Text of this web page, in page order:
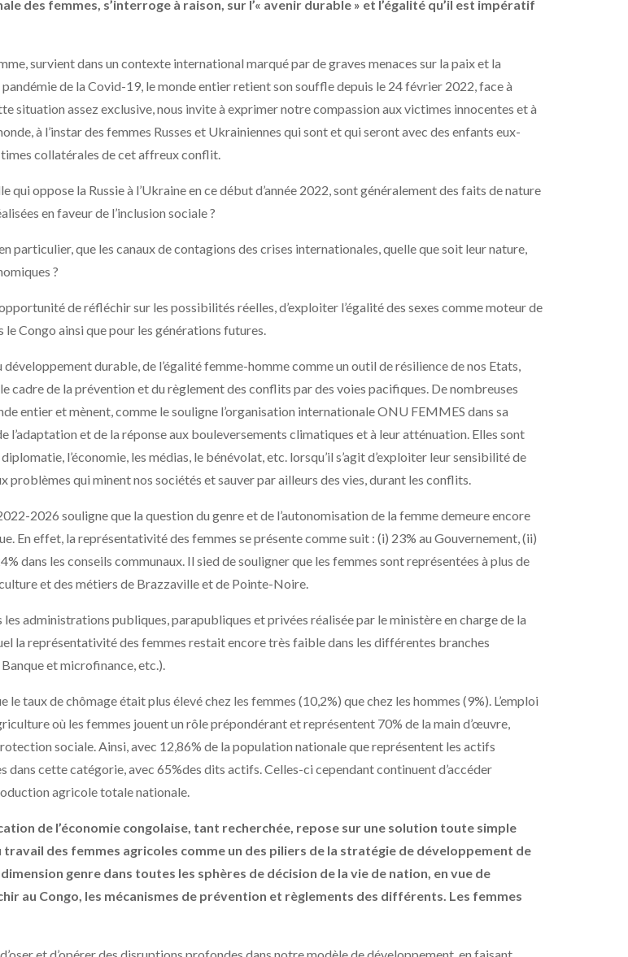
des femmes, s’interroge à raison, sur l’« avenir durable » et l’égalité qu’il est impératif
survient dans un contexte international marqué par de graves menaces sur la paix et la
de la Covid-19, le monde entier retient son souffle depuis le 24 février 2022, face à
situation assez exclusive, nous invite à exprimer notre compassion aux victimes innocentes et à
à l’instar des femmes Russes et Ukrainiennes qui sont et qui seront avec des enfants eux-
collatérales de cet affreux conflit.
oppose la Russie à l’Ukraine en ce début d’année 2022, sont généralement des faits de nature
en faveur de l’inclusion sociale ?
particulier, que les canaux de contagions des crises internationales, quelle que soit leur nature,
?
de réfléchir sur les possibilités réelles, d’exploiter l’égalité des sexes comme moteur de
Congo ainsi que pour les générations futures.
durable, de l’égalité femme-homme comme un outil de résilience de nos Etats,
cadre de la prévention et du règlement des conflits par des voies pacifiques. De nombreuses
entier et mènent, comme le souligne l’organisation internationale ONU FEMMES dans sa
et de la réponse aux bouleversements climatiques et à leur atténuation. Elles sont
l’économie, les médias, le bénévolat, etc. lorsqu’il s’agit d’exploiter leur sensibilité de
qui minent nos sociétés et sauver par ailleurs des vies, durant les conflits.
2026 souligne que la question du genre et de l’autonomisation de la femme demeure encore
En effet, la représentativité des femmes se présente comme suit : (i) 23% au Gouvernement, (ii)
dans les conseils communaux. Il sied de souligner que les femmes sont représentées à plus de
et des métiers de Brazzaville et de Pointe-Noire.
administrations publiques, parapubliques et privées réalisée par le ministère en charge de la
la représentativité des femmes restait encore très faible dans les différentes branches
et microfinance, etc.).
taux de chômage était plus élevé chez les femmes (10,2%) que chez les hommes (9%). L’emploi
où les femmes jouent un rôle prépondérant et représentent 70% de la main d’œuvre,
sociale. Ainsi, avec 12,86% de la population nationale que représentent les actifs
cette catégorie, avec 65%des dits actifs. Celles-ci cependant continuent d’accéder
agricole totale nationale.
de l’économie congolaise, tant recherchée, repose sur une solution toute simple
travail des femmes agricoles comme un des piliers de la stratégie de développement de
genre dans toutes les sphères de décision de la vie de nation, en vue de
au Congo, les mécanismes de prévention et règlements des différents. Les femmes